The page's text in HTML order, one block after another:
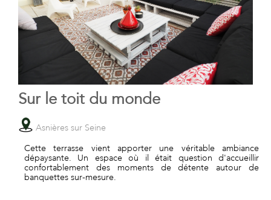
Sur le toit du monde
Asnières sur Seine
Cette terrasse vient apporter une véritable ambiance
dépaysante. Un espace où il était question d'accueillir
confortablement des moments de détente autour de
banquettes sur-mesure.